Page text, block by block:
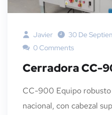
Javier
30 De
0 Comments
Cerradora CC-
CC-900 Equipo
nacional, con cabezal